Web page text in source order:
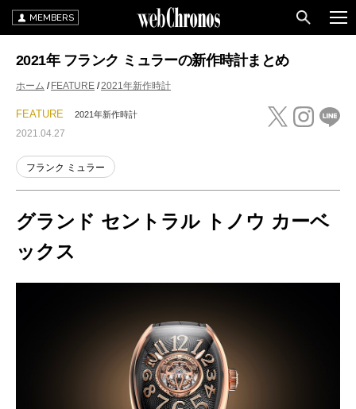
MEMBERS
2021年 フランク ミュラーの新作時計まとめ
ホーム FEATURE 2021年新作時計
FEATURE 2021年新作時計
2021.04.27
フランク ミュラー
グランド セントラル トノウ カーベ
ックス